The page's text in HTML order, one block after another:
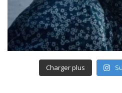
Charger plus